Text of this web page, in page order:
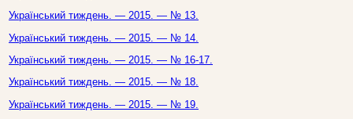
Український тиждень. — 2015. — № 13.
Український тиждень. — 2015. — № 14.
Український тиждень. — 2015. — № 16-17.
Український тиждень. — 2015. — № 18.
Український тиждень. — 2015. — № 19.